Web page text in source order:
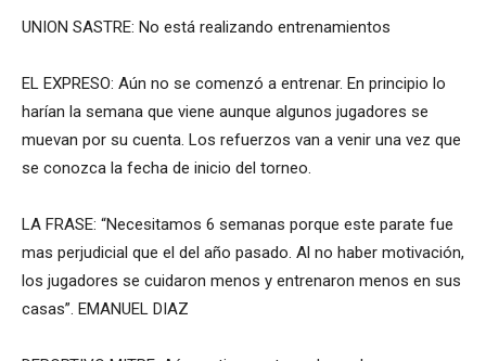
UNION SASTRE: No está realizando entrenamientos
EL EXPRESO: Aún no se comenzó a entrenar. En principio lo
harían la semana que viene aunque algunos jugadores se
muevan por su cuenta. Los refuerzos van a venir una vez que
se conozca la fecha de inicio del torneo.
LA FRASE: “Necesitamos 6 semanas porque este parate fue
mas perjudicial que el del año pasado. Al no haber motivación,
los jugadores se cuidaron menos y entrenaron menos en sus
casas”. EMANUEL DIAZ